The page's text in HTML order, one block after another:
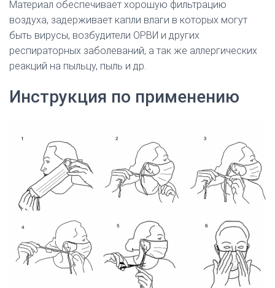
Материал обеспечивает хорошую фильтрацию
воздуха, задерживает капли влаги в которых могут
быть вирусы, возбудители ОРВИ и других
респираторных заболеваний, а так же аллергических
реакций на пыльцу, пыль и др.
Инструкция по применению